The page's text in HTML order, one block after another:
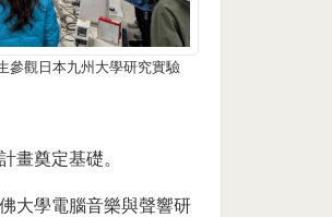
參觀日本九州大學研究實驗
畫奠定基礎。
大學電腦音樂與聲響研